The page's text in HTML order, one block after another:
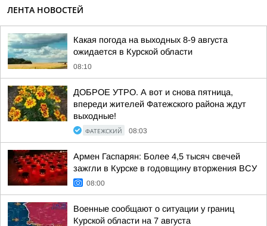
ЛЕНТА НОВОСТЕЙ
Какая погода на выходных 8-9 августа
ожидается в Курской области
08:10
ДОБРОЕ УТРО. А вот и снова пятница,
впереди жителей Фатежского района ждут
выходные!
ФАТЕЖСКИЙ 08:03
Армен Гаспарян: Более 4,5 тысяч свечей
зажгли в Курске в годовщину вторжения ВСУ
08:00
Военные сообщают о ситуации у границ
Курской области на 7 августа